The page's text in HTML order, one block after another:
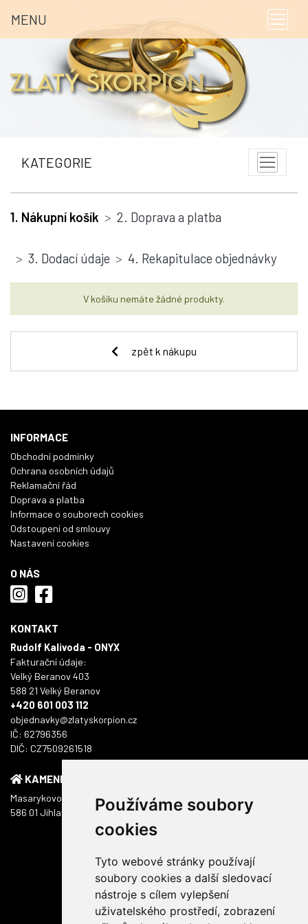
Používáme soubory
cookies
Tyto webové stránky používají
soubory cookies a další sledovací
nástroje s cílem vylepšení
uživatelského prostředí, zobrazení
MENU
KATEGORIE
1. Nákupní košík 2. Doprava a platba
3. Dodací údaje 4. Rekapitulace objednávky
V košíku nemáte žádné produkty.
zpět k nákupu
INFORMACE
Obchodní podmínky
Ochrana osobních údajů
Reklamační řád
Doprava a platba
Informace o souborech cookies
Odstoupení od smlouvy
Nastavení cookies
O NÁS
KONTAKT
Rudolf Kalivoda - ONYX
Fakturační údaje:
Velký Beranov 403
588 21 Velký Beranov
+420 601 003 112
objednavky@zlatyskorpion.cz
IČ: 62796356
DIČ: CZ7509261518
KAMENNÁ PRODEJNA
Masarykovo náměstí 1217/51
586 01 Jihlava